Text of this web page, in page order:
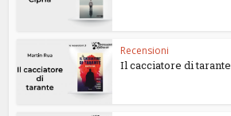
Recensioni
Il cacciatore di tarante